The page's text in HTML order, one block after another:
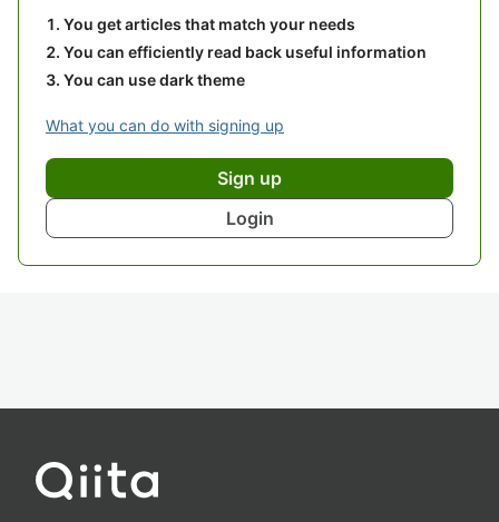
You get articles that match your needs
You can efficiently read back useful information
You can use dark theme
What you can do with signing up
Sign up
Login